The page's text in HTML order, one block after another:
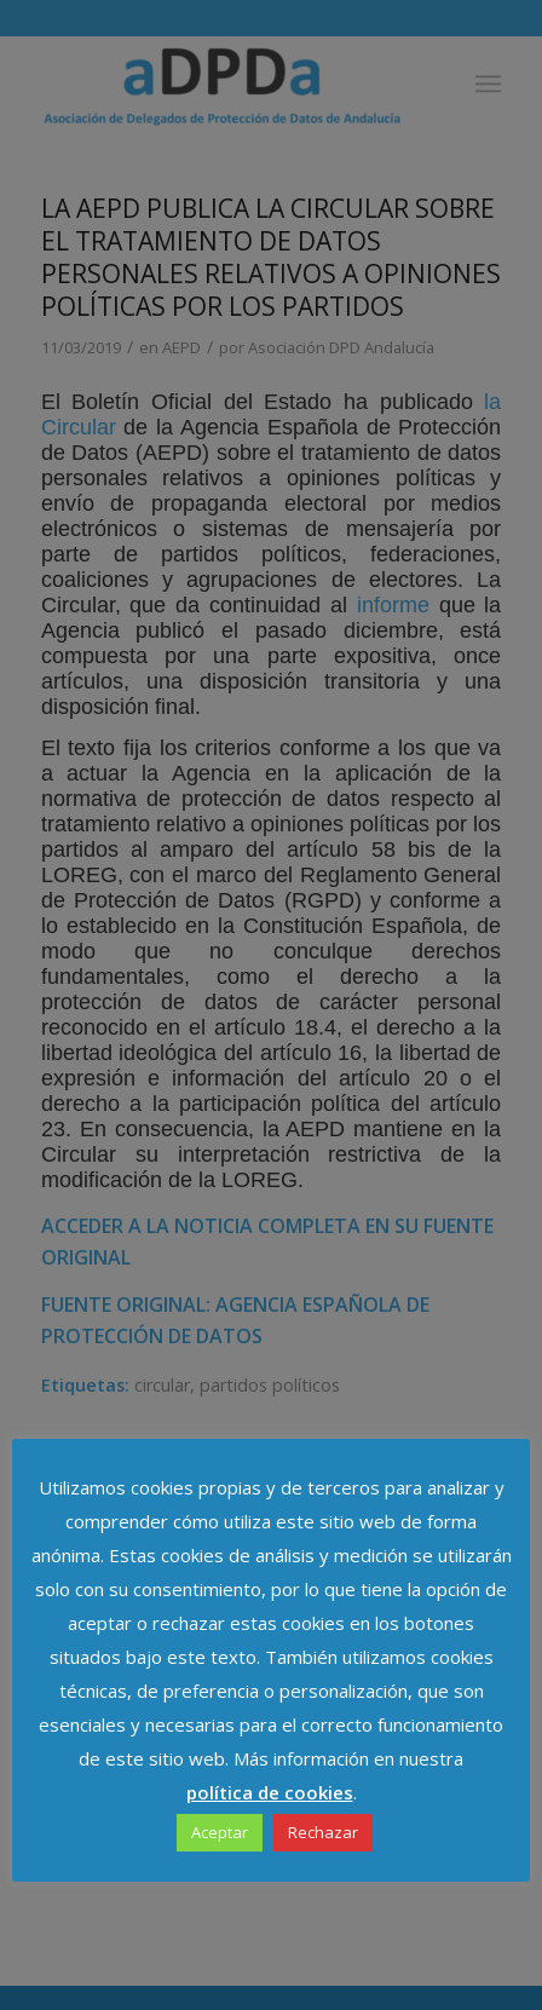
LA AEPD PUBLICA LA CIRCULAR SOBRE
EL TRATAMIENTO DE DATOS
PERSONALES RELATIVOS A OPINIONES
POLÍTICAS POR LOS PARTIDOS
11/03/2019 / en AEPD / porAsociación DPD Andalucía
El Boletín Oficial del Estado ha publicado la
Circularde la Agencia Española de Protección
de Datos (AEPD) sobre el tratamiento de datos
personales relativos a opiniones políticas y
envío de propaganda electoral por medios
electrónicos o sistemas de mensajería por
parte de partidos políticos, federaciones,
coaliciones y agrupaciones de electores. La
Circular, que da continuidad al informe que la
Agencia publicó el pasado diciembre, está
compuesta por una parte expositiva, once
artículos, una disposición transitoria y una
disposición final.
El texto fija los criterios conforme a los que va
a actuar la Agencia en la aplicación de la
normativa de protección de datos respecto al
tratamiento relativo a opiniones políticas por los
partidos al amparo del artículo 58 bis de la
LOREG, con el marco del Reglamento General
de Protección de Datos (RGPD) y conforme a
lo establecido en la Constitución Española, de
modo que no conculque derechos
fundamentales, como el derecho a la
protección de datos de carácter personal
reconocido en el artículo 18.4, el derecho a la
libertad ideológica del artículo 16, la libertad de
expresión e información del artículo 20 o el
derecho a la participación política del artículo
23. En consecuencia, la AEPD mantiene en la
Circular su interpretación restrictiva de la
modificación de la LOREG.
ACCEDER A LA NOTICIA COMPLETA EN SU FUENTE
ORIGINAL
FUENTE ORIGINAL: AGENCIA ESPAÑOLA DE
PROTECCIÓN DE DATOS
Etiquetas: circular, partidos políticos
COMPARTIR ESTA ENTRADA
QUIZÁS TE INTERESE
Utilizamos cookies propias y de terceros para analizar y
comprender cómo utiliza este sitio web de forma
anónima. Estas cookies de análisis y medición se utilizarán
solo con su consentimiento, por lo que tiene la opción de
aceptar o rechazar estas cookies en los botones
situados bajo este texto. También utilizamos cookies
técnicas, de preferencia o personalización, que son
esenciales y necesarias para el correcto funcionamiento
de este sitio web. Más información en nuestra
política de cookies.
Aceptar Rechazar